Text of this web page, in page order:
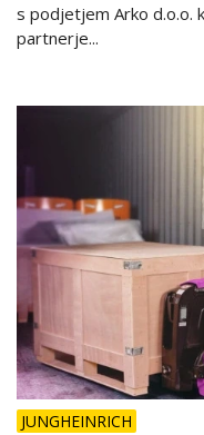
s podjetjem Arko d.o.o.
partnerje...
JUNGHEINRICH